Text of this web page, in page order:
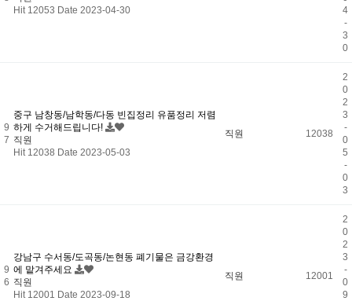
Hit 12053 Date 2023-04-30
4
-
3
0
9
7
중구 남창동/남학동/다동 빈집정리 유품정리 저렴
하게 수거해드립니다!
직원
Hit 12038 Date 2023-05-03
직원 12038
2
0
2
3
-
0
5
-
0
3
9
6
강남구 수서동/도곡동/논현동 폐기물은 금강환경
에 맡겨주세요
직원
Hit 12001 Date 2023-09-18
직원 12001
2
0
2
3
-
0
9